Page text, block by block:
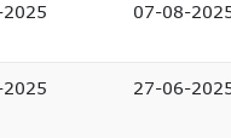
07-08-
27-06-